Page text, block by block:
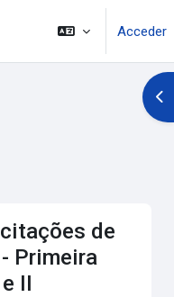
Acceder
de
Primeira
II